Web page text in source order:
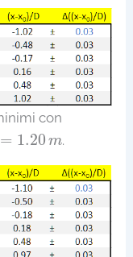
con
= 1.20 m
1.20 m .